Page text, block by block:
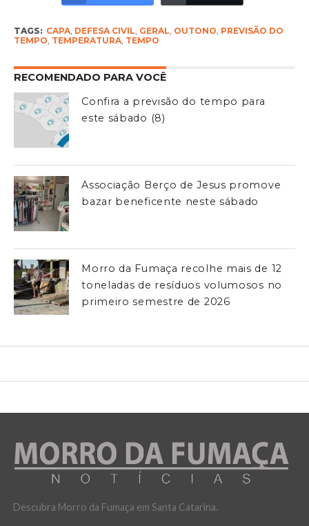
TAGS: CAPA, DEFESA CIVIL, GERAL, OUTONO, PREVISÃO DO
TEMPO, TEMPERATURA, TEMPO
RECOMENDADO PARA VOCÊ
Confira a previsão do tempo para
este sábado (8)
Associação Berço de Jesus promove
bazar beneficente neste sábado
Morro da Fumaça recolhe mais de 12
toneladas de resíduos volumosos no
primeiro semestre de 2026
Descubra Morro da Fumaça em Santa Catarina.